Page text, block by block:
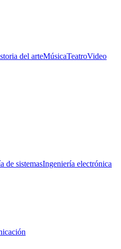
del arteMúsicaTeatroVideo
de sistemasIngeniería electrónica